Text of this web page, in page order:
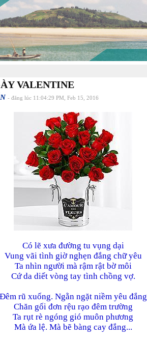
VALENTINE
- đăng lúc 11:04:29 PM, Feb 15, 2016
Có lẽ xưa đường tu vụng dại
Vung vãi tình giờ nghẹn đắng chữ yêu
Ta nhìn người mà rậm rật bờ môi
Cứ da diết vòng tay tình chồng vợ.
Đêm rũ xuống. Ngằn ngặt niềm yêu đắng
Chăn gối đơn rệu rạo đêm trường
Ta rụt rè ngóng gió muôn phương
Mà ứa lệ. Mà bẽ bàng cay đắng...